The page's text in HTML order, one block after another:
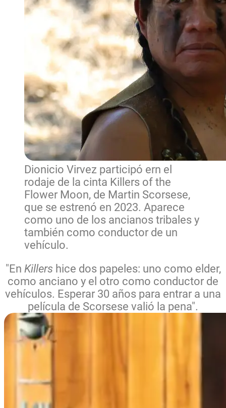
Dionicio Virvez participó ern el
rodaje de la cinta Killers of the
Flower Moon, de Martin Scorsese,
que se estrenó en 2023. Aparece
como uno de los ancianos tribales y
también como conductor de un
vehículo.
"En Killers hice dos papeles: uno como elder,
como anciano y el otro como conductor de
vehículos. Esperar 30 años para entrar a una
película de Scorsese valió la pena".